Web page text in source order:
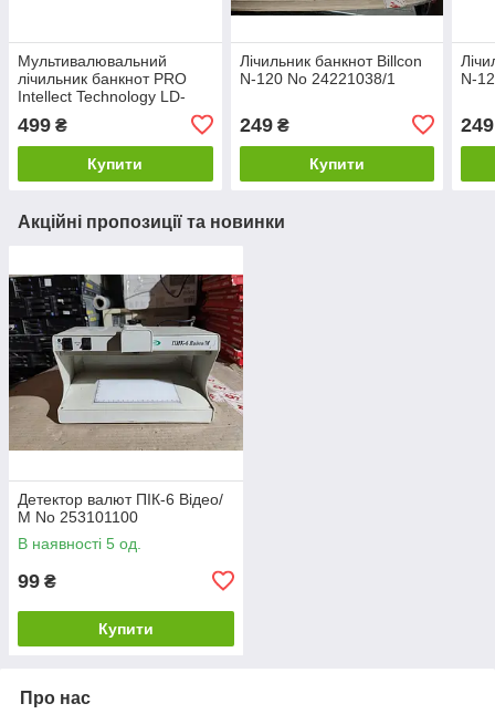
Мультивалювальний
лічильник банкнот PRO
Intellect Technology LD-
499 ₴
Купити
Лічильник банкнот Billcon
N-120 No 24221038/1
249₴
Купити
N-
249
Акційні пропозиції та новинки
Детектор валют ПІК-6 Відео/
М No 253101100
В наявності 5 од.
99 ₴
Купити
Про нас